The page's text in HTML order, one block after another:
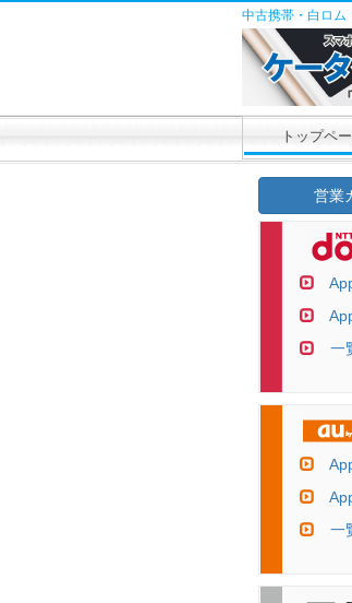
中古携帯・白ロム
トップペ
営業
一
一